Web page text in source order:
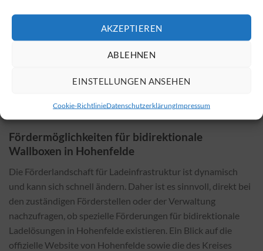
AKZEPTIEREN
ABLEHNEN
EINSTELLUNGEN ANSEHEN
Cookie-RichtlinieDatenschutzerklärungImpressum
Installation, die erforderlichen Leitungen und mögliche
Genehmigungen. Im Allgemeinen sind die Kosten für die
herkömmlichen Variante. Dies wird jedoch durch die
Regel schnell ausgeglichen.
Fördermöglichkeiten für bidirektionale
Wallboxen in Hohenfelde
Die Förderlandschaft für Ladeinfrastruktur ist dynamisch
und kann sich schnell ändern. Daher ist es sinnvoll, direkt bei
den zuständigen Förderstellen oder der Verwaltung
nachzufragen, ob spezielle Förderungen für bidirektionale
Ladelösungen in Hohenfelde existieren. Ein Blick auf die
offizielle Website von Hohenfelde sowie die des Kreises